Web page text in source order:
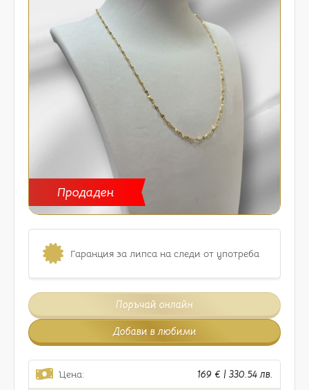
Продаден
Гаранция за липса на следи от употреба
Поръчай онлайн
Добави в любими
Цена: 169 € | 330.54 лв.